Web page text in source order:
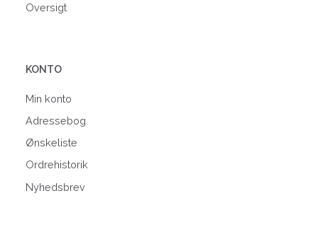
Oversigt
KONTO
Min konto
Adressebog
Ønskeliste
Ordrehistorik
Nyhedsbrev